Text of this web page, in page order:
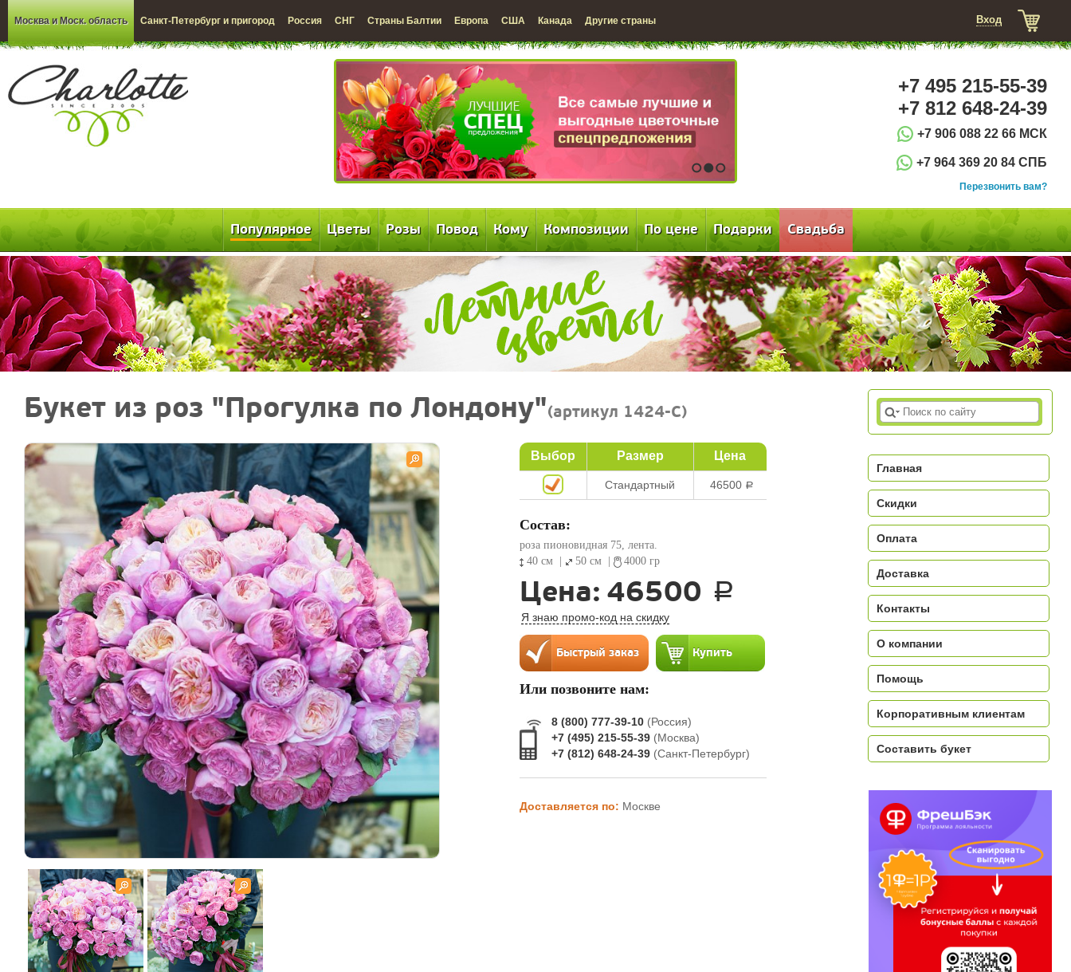
Москва и Моск. область Санкт-Петербург и пригород Россия СНГ Страны Балтии Европа США Канада Другие страны Вход
1 2 3
+7 495 215-55-39
+7 812 648-24-39
+7 906 088 22 66 МСК
+7 964 369 20 84 СПБ
Перезвонить вам?
Популярное Цветы Розы Повод Кому Композиции По цене Подарки Свадьба
Букет из роз "Прогулка по Лондону"(артикул 1424-C)
Выбор Размер Цена
Стандартный 46500 a
Состав:
роза пионовидная 75, лента.
40 см
50 см 4000 гр
Цена: 46500 a
Я знаю промо-код на скидку
Или позвоните нам:
8 (800) 777-39-10 (Россия)
+7 (495) 215-55-39 (Москва)
+7 (812) 648-24-39 (Санкт-Петербург)
Доставляется по: Москве
Главная
Скидки
Оплата
Доставка
Контакты
О компании
Помощь
Корпоративным клиентам
Составить букет